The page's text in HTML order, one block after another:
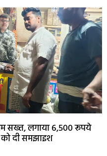
सख्त, लगाया 6,500 रूपये
को दी समझाइश